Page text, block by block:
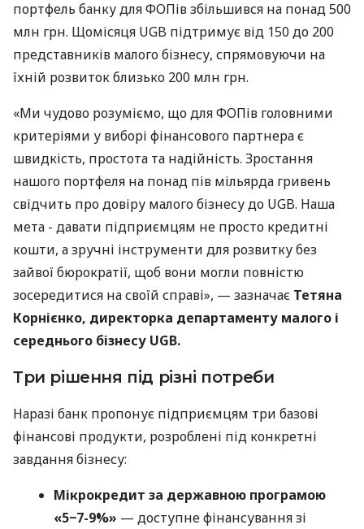
портфель банку для ФОПів збільшився на понад 500
млн грн. Щомісяця UGB підтримує від 150 до 200
представників малого бізнесу, спрямовуючи на
їхній розвиток близько 200 млн грн.
«Ми чудово розуміємо, що для ФОПів головними
критеріями у виборі фінансового партнера є
швидкість, простота та надійність. Зростання
нашого портфеля на понад пів мільярда гривень
свідчить про довіру малого бізнесу до UGB. Наша
мета - давати підприємцям не просто кредитні
кошти, а зручні інструменти для розвитку без
зайвої бюрократії, щоб вони могли повністю
зосередитися на своїй справі», — зазначає Тетяна
Корнієнко, директорка департаменту малого і
середнього бізнесу UGB.
Три рішення під різні потреби
Наразі банк пропонує підприємцям три базові
фінансові продукти, розроблені під конкретні
завдання бізнесу:
Мікрокредит за державною програмою
«5−7-9%» — доступне фінансування зі